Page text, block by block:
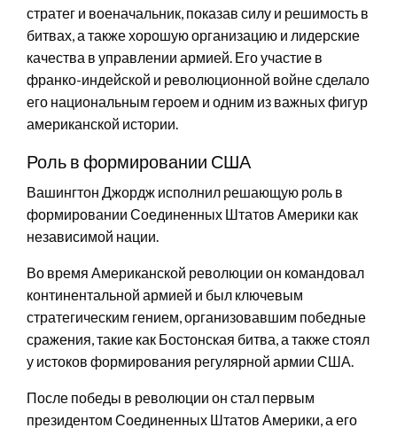
стратег и военачальник, показав силу и решимость в
битвах, а также хорошую организацию и лидерские
качества в управлении армией. Его участие в
франко-индейской и революционной войне сделало
его национальным героем и одним из важных фигур
американской истории.
Роль в формировании США
Вашингтон Джордж исполнил решающую роль в
формировании Соединенных Штатов Америки как
независимой нации.
Во время Американской революции он командовал
континентальной армией и был ключевым
стратегическим гением, организовавшим победные
сражения, такие как Бостонская битва, а также стоял
у истоков формирования регулярной армии США.
После победы в революции он стал первым
президентом Соединенных Штатов Америки, а его